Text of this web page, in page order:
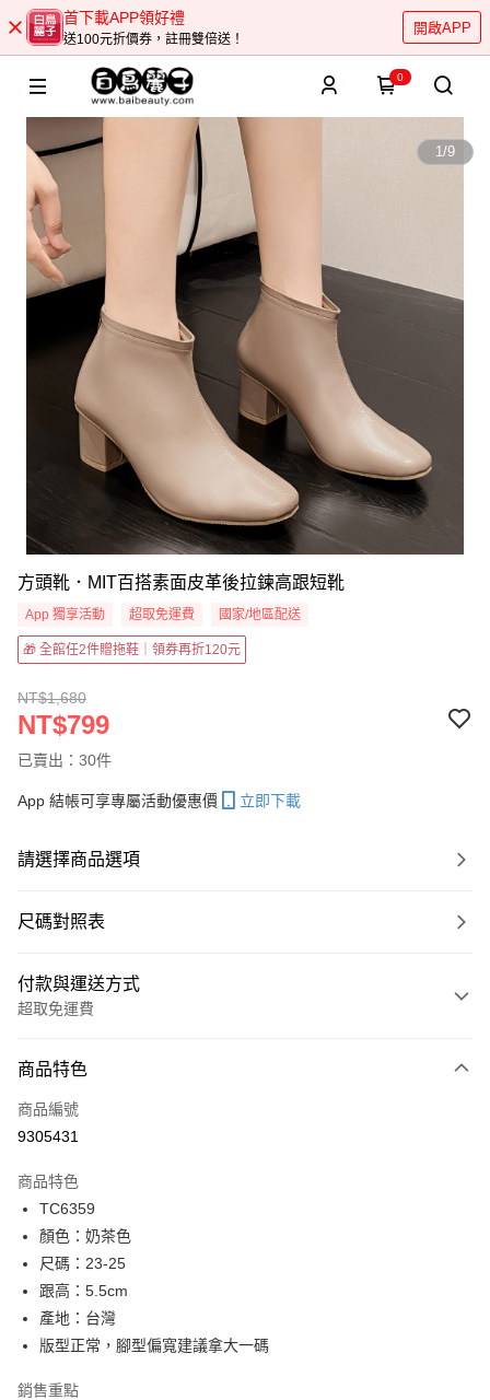
首下載APP領好禮
送100元折價券，註冊雙倍送！
開啟APP
0
1/9
方頭靴．MIT百搭素面皮革後拉鍊高跟短靴
App 獨享活動 超取免運費 國家/地區配送
🎁 全館任2件贈拖鞋｜領券再折120元
NT$1,680
NT$799
已賣出：30件
App 結帳可享專屬活動優惠價 立即下載
請選擇商品選項
尺碼對照表
付款與運送方式
超取免運費
信用卡一次付款
超商取貨付款
Apple Pay
街口支付
悠遊付
Google Pay
商品特色
商品編號
9305431
商品特色
TC6359
顏色：奶茶色
尺碼：23-25
跟高：5.5cm
產地：台灣
版型正常，腳型偏寬建議拿大一碼
銷售重點